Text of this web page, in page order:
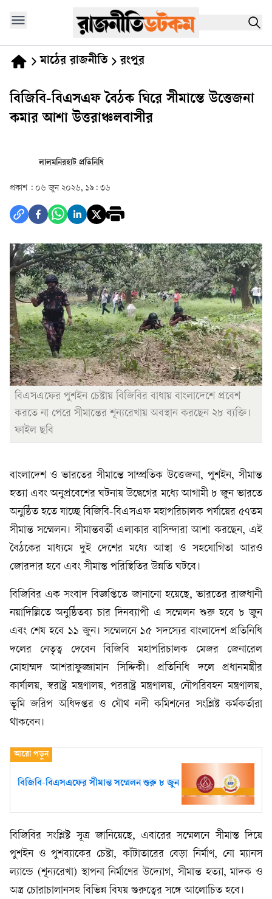
মাঠের রাজনীতি রংপুর
বিজিবি-বিএসএফ বৈঠক ঘিরে সীমান্তে উত্তেজনা
কমার আশা উত্তরাঞ্চলবাসীর
লালমনিরহাট প্রতিনিধি
প্রকাশ : ০৬ জুন ২০২৬, ১৯: ৩৬
বিএসএফের পুশইন চেষ্টায় বিজিবির বাধায় বাংলাদেশে প্রবেশ
করতে না পেরে সীমান্তের শূন্যরেখায় অবস্থান করছেন ২৮ ব্যক্তি।
ফাইল ছবি
বাংলাদেশ ও ভারতের সীমান্তে সাম্প্রতিক উত্তেজনা, পুশইন, সীমান্ত
হত্যা এবং অনুপ্রবেশের ঘটনায় উদ্বেগের মধ্যে আগামী ৮ জুন ভারতে
অনুষ্ঠিত হতে যাচ্ছে বিজিবি-বিএসএফ মহাপরিচালক পর্যায়ের ৫৭তম
সীমান্ত সম্মেলন। সীমান্তবর্তী এলাকার বাসিন্দারা আশা করছেন, এই
বৈঠকের মাধ্যমে দুই দেশের মধ্যে আস্থা ও সহযোগিতা আরও
জোরদার হবে এবং সীমান্ত পরিস্থিতির উন্নতি ঘটবে।
বিজিবির এক সংবাদ বিজ্ঞপ্তিতে জানানো হয়েছে, ভারতের রাজধানী
নয়াদিল্লিতে অনুষ্ঠিতব্য চার দিনব্যাপী এ সম্মেলন শুরু হবে ৮ জুন
এবং শেষ হবে ১১ জুন। সম্মেলনে ১৫ সদস্যের বাংলাদেশ প্রতিনিধি
দলের নেতৃত্ব দেবেন বিজিবি মহাপরিচালক মেজর জেনারেল
মোহাম্মদ আশরাফুজ্জামান সিদ্দিকী। প্রতিনিধি দলে প্রধানমন্ত্রীর
কার্যালয়, স্বরাষ্ট্র মন্ত্রণালয়, পররাষ্ট্র মন্ত্রণালয়, নৌপরিবহন মন্ত্রণালয়,
ভূমি জরিপ অধিদপ্তর ও যৌথ নদী কমিশনের সংশ্লিষ্ট কর্মকর্তারা
থাকবেন।
বিজিবি-বিএসএফের সীমান্ত সম্মেলন শুরু ৮ জুন
বিজিবির সংশ্লিষ্ট সূত্র জানিয়েছে, এবারের সম্মেলনে সীমান্ত দিয়ে
পুশইন ও পুশব্যাকের চেষ্টা, কাঁটাতারের বেড়া নির্মাণ, নো ম্যানস
ল্যান্ডে (শূন্যরেখা) স্থাপনা নির্মাণের উদ্যোগ, সীমান্ত হত্যা, মাদক ও
অস্ত্র চোরাচালানসহ বিভিন্ন বিষয় গুরুত্বের সঙ্গে আলোচিত হবে।